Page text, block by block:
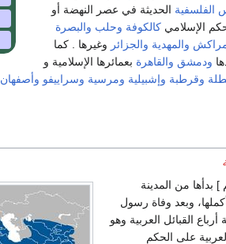
الفلسفية الحديثة في عصر النهضة أو
الإسلامي كالكوفة وحلب والبصرة
والمهدية والجزائر وغيرها . كما
ودمشق والقاهرة بعمائرها الإسلامية و
وقرطبة وإشبيلية ومرسية وسراييفو وأصفهان
بدأها من المدينة
وبعد وفاة رسول
القبائل العربية وهو
على الحكم